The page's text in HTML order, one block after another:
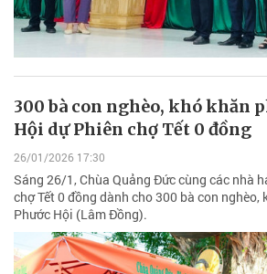
300 bà con nghèo, khó khăn
Hội dự Phiên chợ Tết 0 đồng
26/01/2026 17:30
Sáng 26/1, Chùa Quảng Đức cùng các nhà
chợ Tết 0 đồng dành cho 300 bà con nghèo,
Phước Hội (Lâm Đồng).